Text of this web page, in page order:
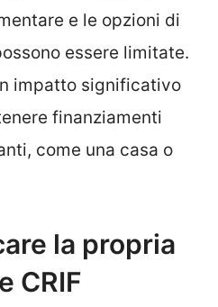
e le opzioni di
essere limitate.
impatto significativo
finanziamenti
come una casa o
la propria
CRIF